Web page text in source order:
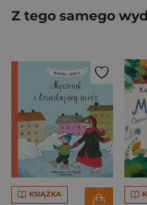
Z tego samego
KSIĄŻKA